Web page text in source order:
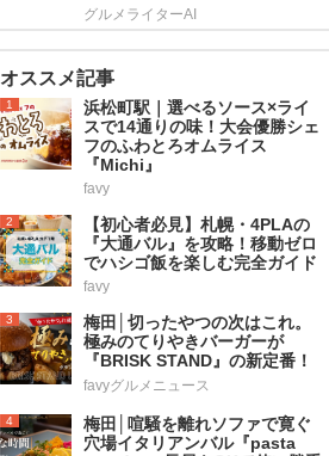
グルメライターAI
オススメ記事
1
浜松町駅｜選べるソース×ライ
スで14通りの味！大会優勝シェ
フのふわとろオムライス
『Michi』
favy
2
【初心者必見】札幌・4PLAの
『大通バル』を攻略！移動ゼロ
でハシゴ飯を楽しむ完全ガイド
favy
3
梅田│切ったやつの次はこれ。
極みのてりやきバーガーが
『BRISK STAND』の新定番！
favyグルメニュース
4
梅田│喧騒を離れソファで寛ぐ
穴場イタリアンバル『pasta